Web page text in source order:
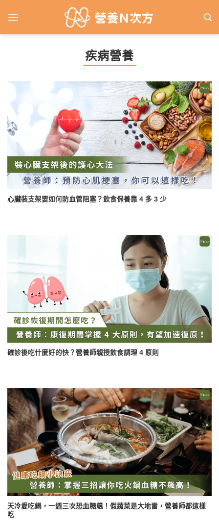
疾病營養
心臟裝支架要如何防血管阻塞？飲食保養靠 4 多 3 少
確診後吃什麼好的快？營養師親授飲食調理 4 原則
天冷愛吃鍋，一週三次恐血糖飆！假蔬菜是大地雷，營養師都這樣
吃